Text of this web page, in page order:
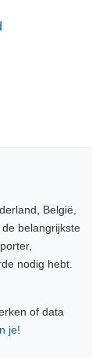
België,
belangrijkste
nodig hebt.
of data
je!